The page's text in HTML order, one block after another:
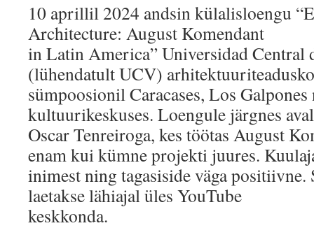
10 aprillil 2024 andsin külalisloengu
Architecture: August Komendant
in Latin America” Universidad Central
(lühendatult UCV)
sümpoosionil Caracases, Los
kultuurikeskuses. Loengule järgnes
Oscar Tenreiroga, kes töötas August
enam kui kümne projekti juures.
inimest ning tagasiside väga positiivne.
laetakse lähiajal üles YouTube
keskkonda.